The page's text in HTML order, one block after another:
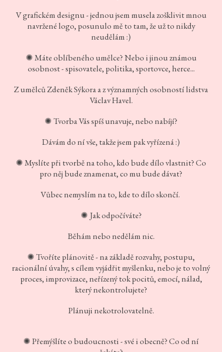
V grafickém designu - jednou jsem musela zošklivit mnou
navržené logo, posunulo mě to tam, že už to nikdy
neudělám :)
✺ Máte oblíbeného umělce? Nebo i jinou známou
osobnost - spisovatele, politika, sportovce, herce...
Z umělců Zdeněk Sýkora a z významných osobností lidstva
Václav Havel.
✺ Tvorba Vás spíš unavuje, nebo nabíjí?
Dávám do ní vše, takže jsem pak vyřízená :)
✺ Myslíte při tvorbě na toho, kdo bude dílo vlastnit? Co
pro něj bude znamenat, co mu bude dávat?
Vůbec nemyslím na to, kde to dílo skončí.
✺ Jak odpočíváte?
Běhám nebo nedělám nic.
✺ Tvoříte plánovitě - na základě rozvahy, postupu,
racionální úvahy, s cílem vyjádřit myšlenku, nebo je to volný
proces, improvizace, neřízený tok pocitů, emocí, nálad,
který nekontrolujete?
Plánuji nekotrolovatelně.
✺ Přemýšlíte o budoucnosti - své i obecně? Co od ní